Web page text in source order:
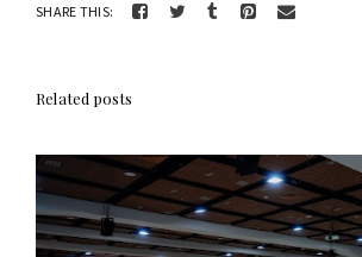
SHARE THIS:
Related posts